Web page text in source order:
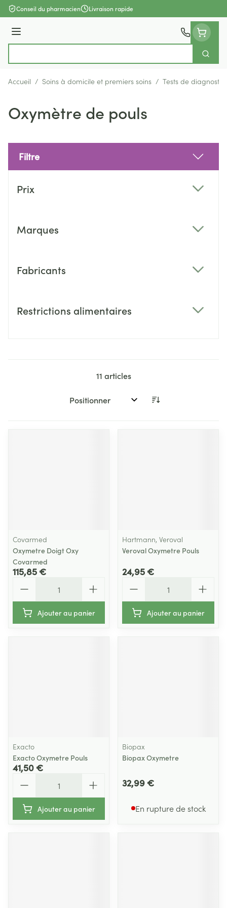
Aller au contenu
Conseil du pharmacien Livraison rapide
Menu
Accueil / Soins à domicile et premiers soins / Tests de diagnostic
Oxymètre de pouls
Filtre
Prix
Marques
Fabricants
Restrictions alimentaires
11 articles
Trier par:
Covarmed
Oxymetre Doigt Oxy
Covarmed
115,85 €
Ajouter au panier
Hartmann, Veroval
Veroval Oxymetre Pouls
24,95 €
Ajouter au panier
Exacto
Exacto Oxymetre Pouls
41,50 €
Ajouter au panier
Biopax
Biopax Oxymetre
32,99 €
En rupture de stock